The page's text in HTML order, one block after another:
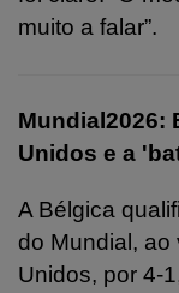
muito a falar”.
Mundial2026:
Unidos e a
A Bélgica
do Mundial,
Unidos, por 4-